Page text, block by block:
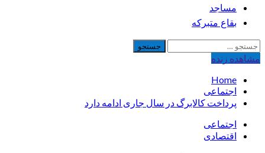
مساجد
بقاع متبرکه
جستجو
برای:
مشاهده‌ زنده
Home
اجتماعی
پرداخت کالابرگ در سال جاری ادامه دارد
اجتماعی
اقتصادی